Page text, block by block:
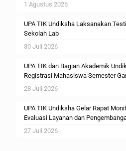
1 Agustus 2026
UPA TIK Undiksha Laksanakan
Sekolah Lab
30 Juli 2026
UPA TIK dan Bagian Akademik
Registrasi Mahasiswa Semester
28 Juli 2026
UPA TIK Undiksha Gelar Rapat
Evaluasi Layanan dan
27 Juli 2026